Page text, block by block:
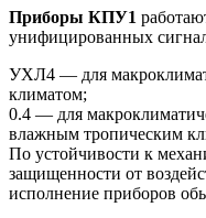
Приборы КПУ1
унифицированных
УХЛ4 — для
климатом;
0.4 — для
влажным тропическим
По устойчивости к
защищенности от
исполнение приборов